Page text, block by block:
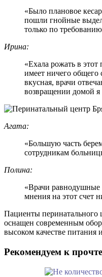
«Было плановое
пошли гнойные
только по
Ирина:
«Ехала рожать в
имеет ничего общего
вкусная, врачи
возвращении домой я
Агата:
«Большую часть
сотрудникам
Полина:
«Врачи равнодушные
мнения на этот счет
Пациенты перинатального
оснащен современным
высоком качестве
Рекомендуем к